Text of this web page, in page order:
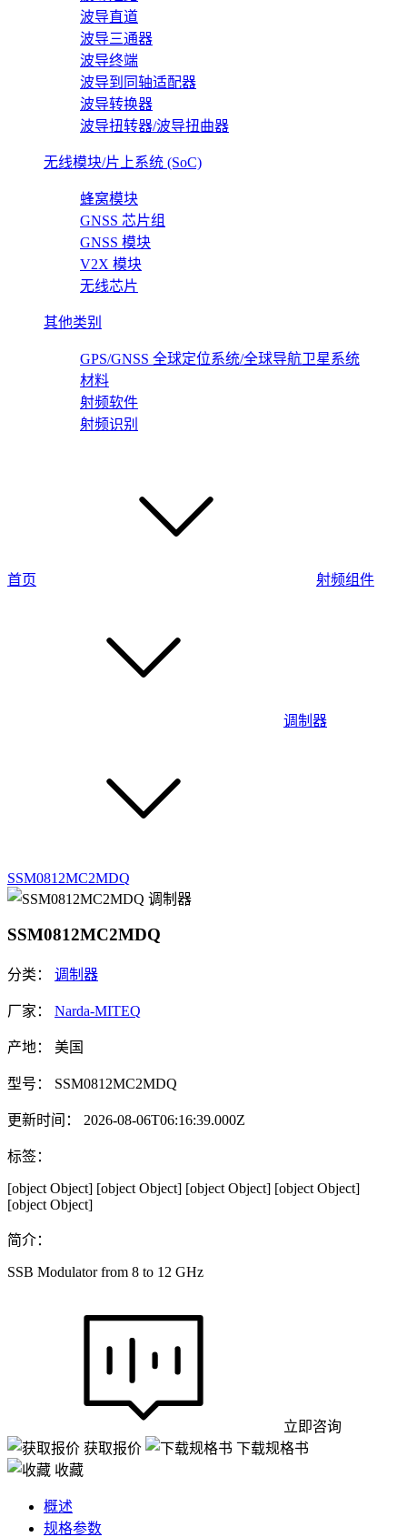
波导直道
波导三通器
波导终端
波导到同轴适配器
波导转换器
波导扭转器/波导扭曲器
无线模块/片上系统 (SoC)
蜂窝模块
GNSS 芯片组
GNSS 模块
V2X 模块
无线芯片
其他类别
GPS/GNSS 全球定位系统/全球导航卫星系统
材料
射频软件
射频识别
首页 射频组件
调制器
SSM0812MC2MDQ
SSM0812MC2MDQ
分类： 调制器
厂家： Narda-MITEQ
产地： 美国
型号： SSM0812MC2MDQ
更新时间： 2026-08-06T06:16:39.000Z
标签：
[object Object] [object Object] [object Object] [object Object]
[object Object]
简介：
SSB Modulator from 8 to 12 GHz
立即咨询
获取报价
下载规格书
收藏
概述
规格参数